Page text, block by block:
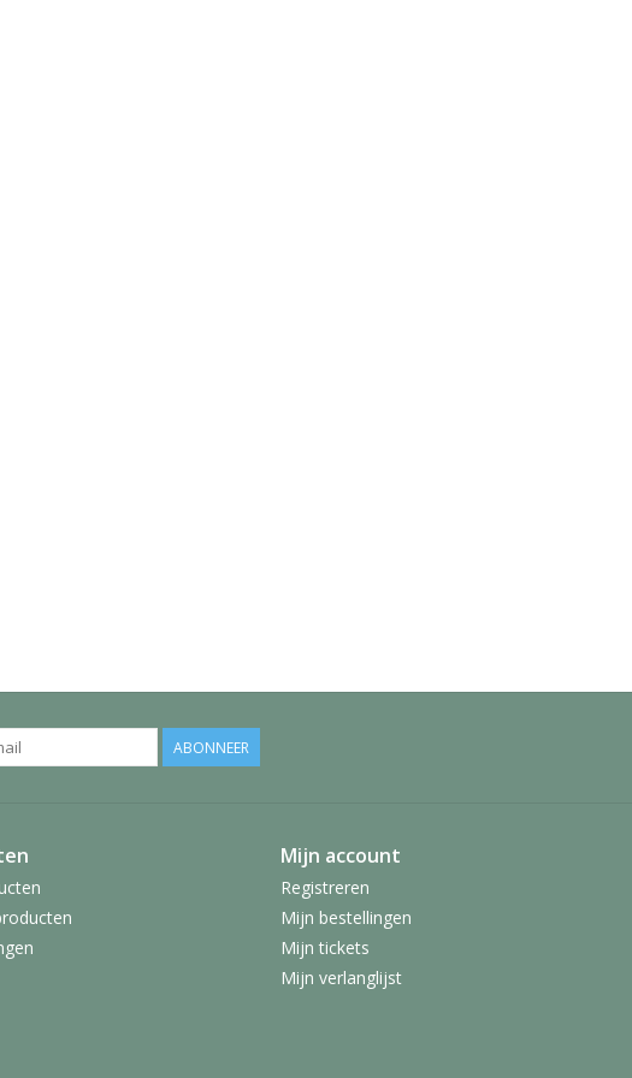
ABONNEER
Mijn account
Registreren
Mijn bestellingen
Mijn tickets
Mijn verlanglijst